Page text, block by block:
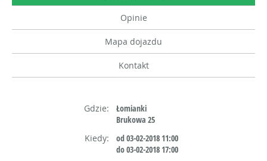
Opinie
Mapa dojazdu
Kontakt
Gdzie:
Łomianki
Brukowa 25
Kiedy:
od 03-02-2018 11:00
do 03-02-2018 17:00